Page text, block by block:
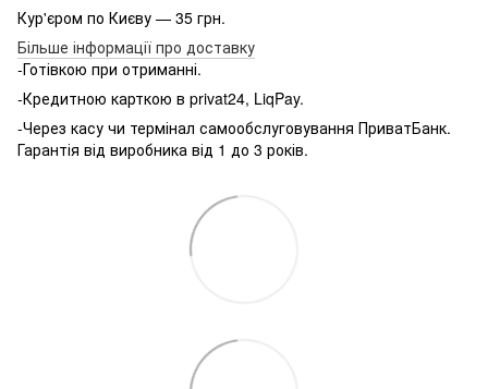
Кур'єром по Києву — 35 грн.
Більше інформації про доставку
-Готівкою при отриманні.
-Кредитною карткою в privat24, LiqPay.
-Через касу чи термінал самообслуговування ПриватБанк.
Гарантія від виробника від 1 до 3 років.